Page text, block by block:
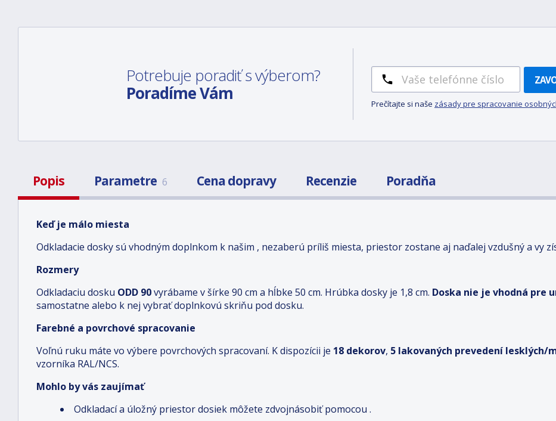
Potrebuje poradiť s výberom?
Poradíme Vám
Prečítajte si naše zásady pre spracovanie
Popis Parametre 6 Cena dopravy Recenzie Poradňa
Keď je málo miesta
Odkladacie dosky sú vhodným doplnkom k našim , nezaberú príliš miesta, priestor zostane aj naďalej vzdušný a vy
Rozmery
Odkladaciu dosku ODD 90vyrábame v šírke 90 cm a hĺbke 50 cm. Hrúbka dosky je 1,8 cm. Doska nie je vhodná pre
samostatne alebo k nej vybrať doplnkovú skriňu pod dosku.
Farebné a povrchové spracovanie
Voľnú ruku máte vo výbere povrchových spracovaní. K dispozícii je 18 dekorov, 5 lakovaných prevedení lesklých/
vzorníka RAL/NCS.
Mohlo by vás zaujímať
Odkladací a úložný priestor dosiek môžete zdvojnásobiť pomocou .